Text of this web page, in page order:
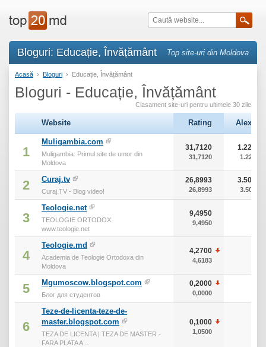
Bloguri: Educație, Învățământ Top site-uri din Moldova
Acasă › Bloguri › Educație, Învățământ
Bloguri - Educație, Învățământ
Clasament site-uri pentru ultimele 30 zile
Website Rating Alexa
1
Muligambia.com
Muligambia: Primul site de umor din
Moldova
31,7120
31,7120
1.226
1.226
2 Curaj.tv
Curaj.TV - Blog video!
26,8993
26,8993
3.503
3.503
3
Teologie.net
TEOLOGIE ORTODOX:
www.teologie.net
9,4950
9,4950
4
Teologie.md
Academia de Teologie Ortodoxa din
Moldova
4,2700
4,6183
5 Mgumoscow.blogspot.com
Блог для студентов
0,2000
0,0000
6
Teze-de-licenta-teze-de-
master.blogspot.com
TEZA DE LICENTA | TEZA DE MASTER -
FARA PLATA A...
0,1000
1,0500